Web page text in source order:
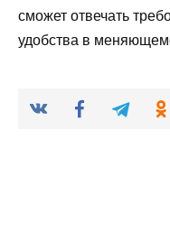
сможет отвечать
удобства в